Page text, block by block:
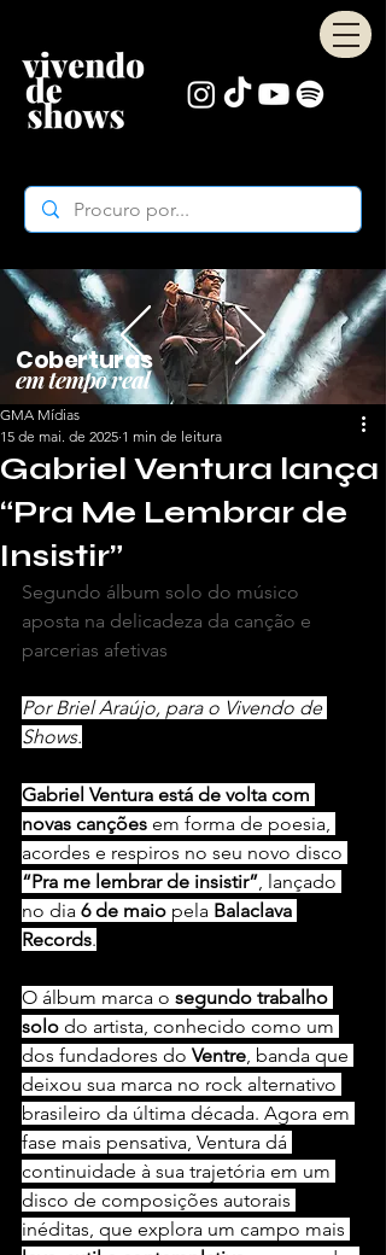
Coberturas
em tempo real
Gabriel Ventura lança
“Pra Me Lembrar de
Insistir”
GMA Mídias
15 de mai. de 2025 1 min de leitura
Segundo álbum solo do músico
aposta na delicadeza da canção e
parcerias afetivas
Por Briel Araújo, para o Vivendo de
Shows.
Gabriel Ventura está de volta com
novas canções em forma de poesia,
acordes e respiros no seu novo disco
“Pra me lembrar de insistir”, lançado
no dia 6 de maio pela Balaclava
Records.
O álbum marca o segundo trabalho
solo do artista, conhecido como um
dos fundadores do Ventre, banda que
deixou sua marca no rock alternativo
brasileiro da última década. Agora em
fase mais pensativa, Ventura dá
continuidade à sua trajetória em um
disco de composições autorais
inéditas, que explora um campo mais